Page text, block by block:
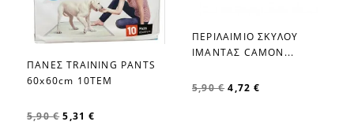
favorite_border
ΠΑΝΕΣ TRAINING PANTS
60x60cm 10ΤΕΜ
5,90 € 5,31 €
favorite_border
ΠΕΡΙΛΑΙΜΙΟ ΣΚΥΛΟΥ
ΙΜΑΝΤΑΣ CAMON...
5,90 € 4,72 €